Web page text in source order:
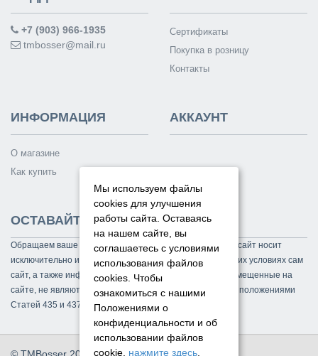
+7 (903) 966-1935
tmbosser@mail.ru
Сертификаты
Покупка в розницу
Контакты
ИНФОРМАЦИЯ
О магазине
Как купить
АККАУНТ
ОСТАВАЙТЕСЬ НА СВЯЗИ
Обращаем ваше внимание на то, что данный интернет-сайт носит
исключительно информационный характер и ни при каких условиях сам
сайт, а также информационные материалы и цены, размещенные на
сайте, не являются публичной офертой, определяемой положениями
Статей 435 и 437 Гражданского кодекса РФ.
© TMBosser 2014 - 2026. Все права защищены.
Мы используем файлы
cookies для улучшения
работы сайта. Оставаясь
на нашем сайте, вы
соглашаетесь с условиями
использования файлов
cookies. Чтобы
ознакомиться с нашими
Положениями о
конфиденциальности и об
использовании файлов
cookie, нажмите здесь